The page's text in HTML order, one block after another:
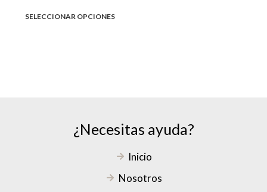
SELECCIONAR OPCIONES
¿Necesitas ayuda?
Inicio
Nosotros